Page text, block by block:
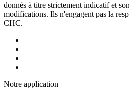
donnés à titre strictement indicatif et
modifications. Ils n'engagent pas la
CHC.
Notre application